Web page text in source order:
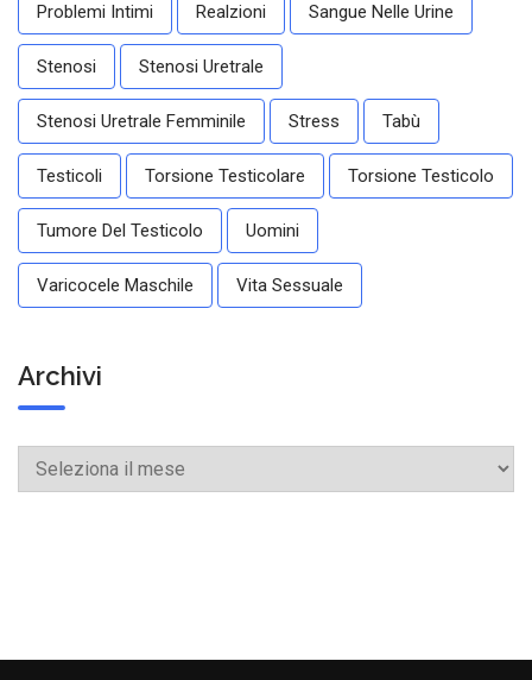
Problemi Intimi Realzioni Sangue Nelle Urine
Stenosi Stenosi Uretrale
Stenosi Uretrale Femminile Stress Tabù
Testicoli Torsione Testicolare Torsione Testicolo
Tumore Del Testicolo Uomini
Varicocele Maschile Vita Sessuale
Archivi
Archivi